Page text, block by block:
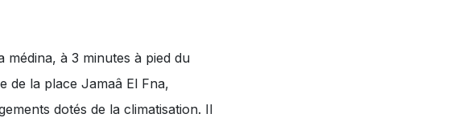
à 3 minutes à pied du
de la place Jamaâ El Fna,
dotés de la climatisation. Il